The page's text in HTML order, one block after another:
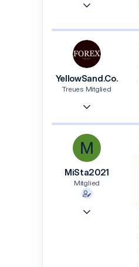
0
YellowSand.Co.
Treues Mitglied
Rostock
M
MiSta2021
Mitglied